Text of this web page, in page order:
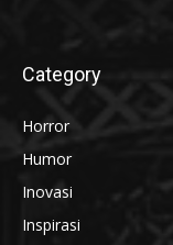
Category
Horror
Humor
Inovasi
Inspirasi